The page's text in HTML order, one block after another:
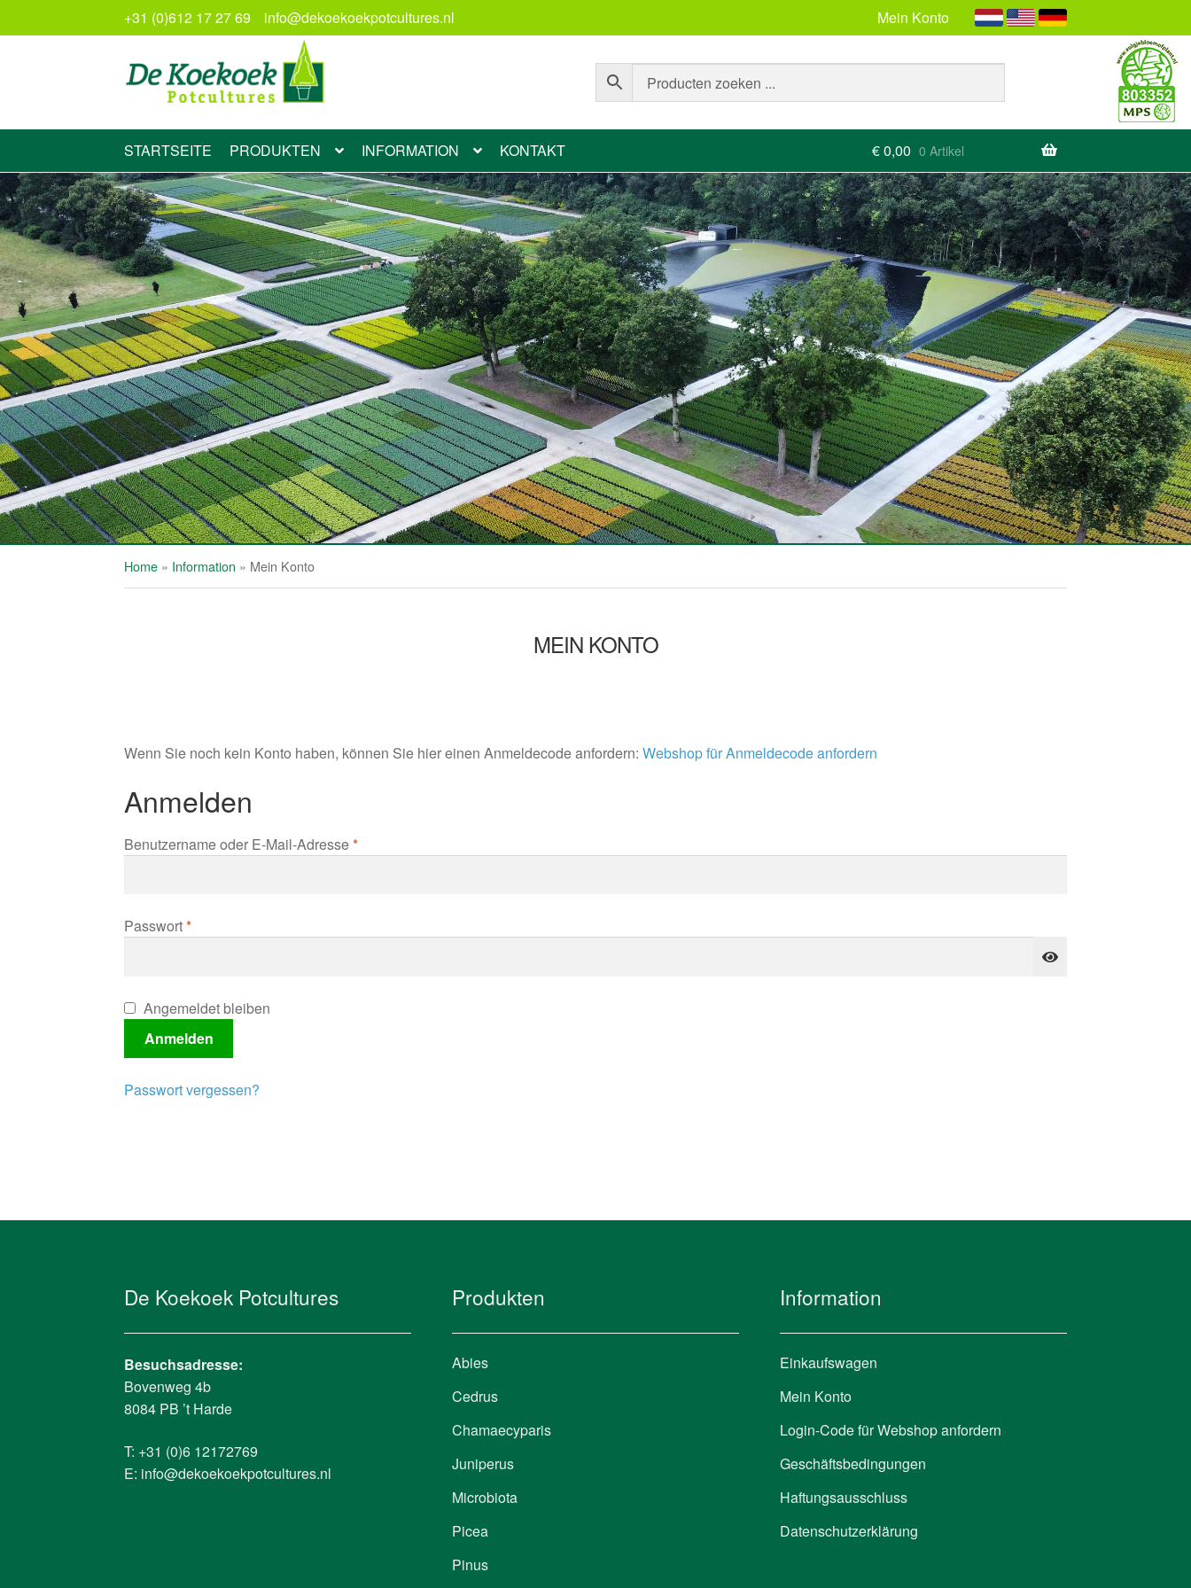
+31 (0)612 17 27 69 info@dekoekoekpotcultures.nl
Mein Konto
Navigation
springen
Inhalt
springen
STARTSEITE PRODUKTEN INFORMATION KONTAKT €0,00 0 Artikel
Home » Information » Mein Konto
MEIN KONTO
Wenn Sie noch kein Konto haben, können Sie hier einen Anmeldecode anfordern:Webshop für Anmeldecode anfordern
Anmelden
Benutzername oder E-Mail-Adresse*Erforderlich
Passwort*Erforderlich
Angemeldet bleiben
Anmelden
Passwort vergessen?
De Koekoek Potcultures
Besuchsadresse:
Bovenweg 4b
8084 PB ’t Harde
T: +31 (0)6 12172769
E: info@dekoekoekpotcultures.nl
Produkten
Abies
Cedrus
Chamaecyparis
Juniperus
Microbiota
Picea
Pinus
Information
Einkaufswagen
Mein Konto
Login-Code für Webshop anfordern
Geschäftsbedingungen
Haftungsausschluss
Datenschutzerklärung